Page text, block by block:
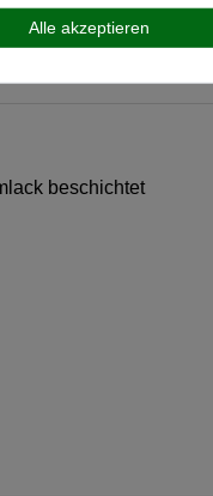
beschichtet
Alle akzeptieren